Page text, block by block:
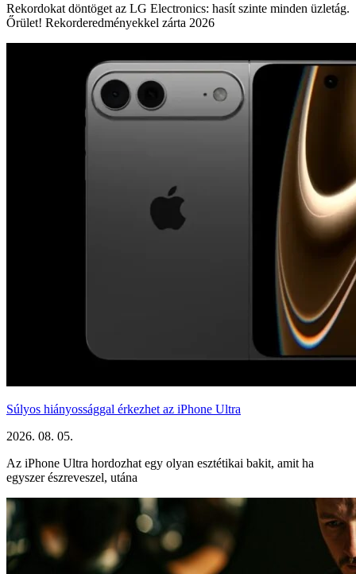
Rekordokat döntöget az LG Electronics: hasít szinte minden üzletág.
Őrület! Rekorderedményekkel zárta 2026
Súlyos hiányossággal érkezhet az iPhone Ultra
2026. 08. 05.
Az iPhone Ultra hordozhat egy olyan esztétikai bakit, amit ha
egyszer észreveszel, utána